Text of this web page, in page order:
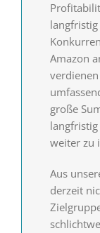
Amazon
große
weiter zu
Aus
derzeit